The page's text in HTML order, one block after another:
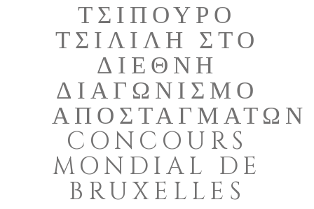
ΤΣΊΠΟΥΡΟ
ΤΣΙΛΙΛΉ ΣΤΟ
ΔΙΕΘΝΉ
ΔΙΑΓΩΝΙΣΜΌ
ΑΠΟΣΤΑΓΜΆΤΩΝ
CONCOURS
MONDIAL DE
BRUXELLES